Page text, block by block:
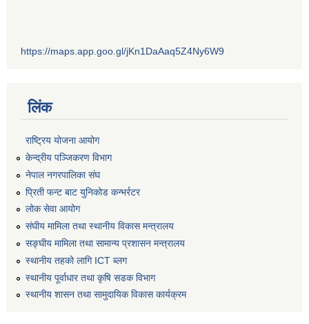
https://maps.app.goo.gl/jKn1DaAaq5Z4Ny6W9
लिंक
राष्ट्रिय योजना आयोग
केन्द्रीय पञ्जिकरण विभाग
नेपाल नगरपालिका संघ
प्रिती फन्ट बाट युनिकोड कन्भर्रटर
लोक सेवा आयोग
संघीय मामिला तथा स्थानीय विकास मन्त्रालय
सङ्घीय मामिला तथा सामान्य प्रशासन मन्त्रालय
स्थानीय तहको लागि ICT ब्लग
स्थानीय पूर्वाधार तथा कृषि सडक विभाग
स्थानीय शासन तथा सामुदायिक विकास कार्यक्रम